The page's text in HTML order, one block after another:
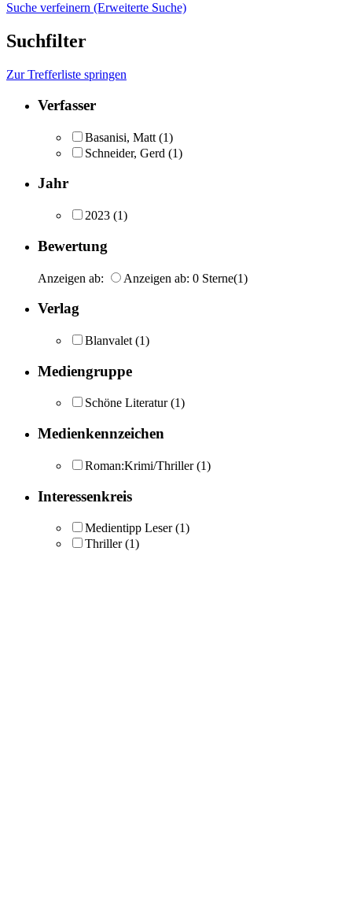
Suche verfeinern (Erweiterte Suche)
Suchfilter
Zur Trefferliste springen
Verfasser
Basanisi, Matt (1)
Schneider, Gerd (1)
Jahr
2023 (1)
Bewertung
Anzeigen ab: Anzeigen ab: 0 Sterne(1)
Verlag
Blanvalet (1)
Mediengruppe
Schöne Literatur (1)
Medienkennzeichen
Roman:Krimi/Thriller (1)
Interessenkreis
Medientipp Leser (1)
Thriller (1)